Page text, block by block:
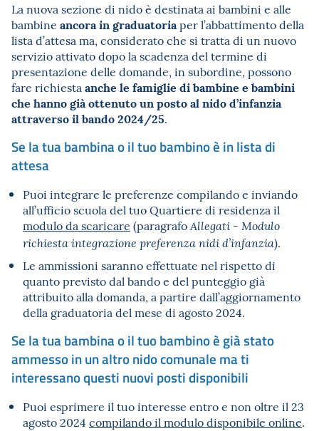
La nuova sezione di nido è destinata ai bambini e alle
bambine ancora in graduatoriaper l’abbattimento della
lista d’attesa ma, considerato che si tratta di un nuovo
servizio attivato dopo la scadenza del termine di
presentazione delle domande, in subordine, possono
fare richiestaanche le famiglie di bambine e bambini
che hanno già ottenuto un posto al nido d’infanzia
attraverso il bando 2024/25.
Se la tua bambina o il tuo bambino è in lista di
attesa
Puoi integrare le preferenze compilando e inviando
all’ufficio scuola del tuo Quartiere di residenza il
modulo da scaricare (paragrafoAllegati - Modulo
richiesta integrazione preferenza nidi d’infanzia).
Le ammissioni saranno effettuate nel rispetto di
quanto previsto dal bando e del punteggio già
attribuito alla domanda, a partire dall’aggiornamento
della graduatoria del mese di agosto 2024.
Se la tua bambina o il tuo bambino è già stato
ammesso in un altro nido comunale ma ti
interessano questi nuovi posti disponibili
Puoi esprimere il tuo interesse entro e non oltre il 23
agosto 2024compilando il modulo disponibile online.